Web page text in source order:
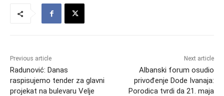
Previous article
Radunović: Danas
raspisujemo tender za glavni
projekat na bulevaru Velje
Next article
Albanski forum osudio
privođenje Dode Ivanaja:
Porodica tvrdi da 21. maja